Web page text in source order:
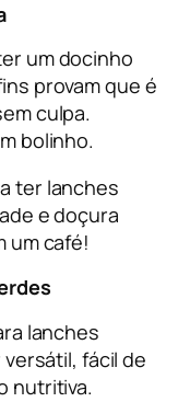
um docinho
provam que é
culpa.
bolinho.
ter lanches
e doçura
um café!
lanches
versátil, fácil de
nutritiva.